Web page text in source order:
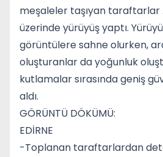
meşaleler taşıyan taraftarlar
üzerinde yürüyüş yaptı.
görüntülere sahne olurken,
oluşturanlar da yoğunluk
kutlamalar sırasında geniş
aldı.
GÖRÜNTÜ DÖKÜMÜ:
EDİRNE
-Toplanan taraftarlardan